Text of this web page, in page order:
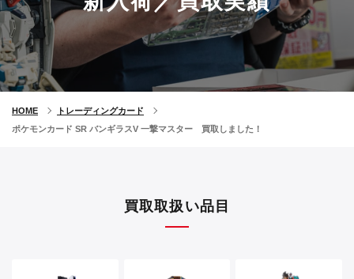
HOME
トレーディングカード
ポケモンカード SR バンギラスV 一撃マスター 買取しました！
買取取扱い品目